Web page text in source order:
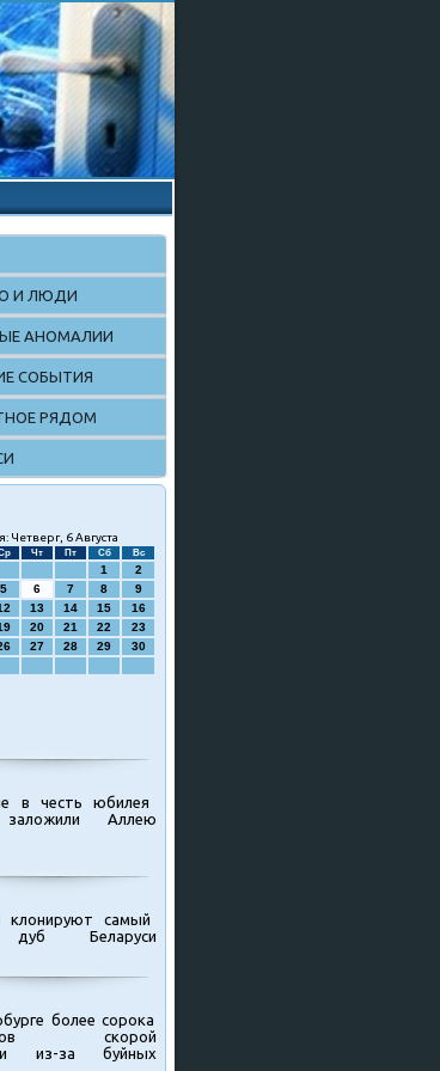
И ЛЮДИ
АНОМАЛИИ
СОБЫТИЯ
РЯДОМ
Четверг, 6 Августа
Чт Пт Сб Вс
1
2
5 6 7 8
9
13 14 15
16
20 21 22
23
27 28 29
30
в честь юбилея
Аллею
клонируют самый
Беларуси
более сорока
скорой
из-за буйных